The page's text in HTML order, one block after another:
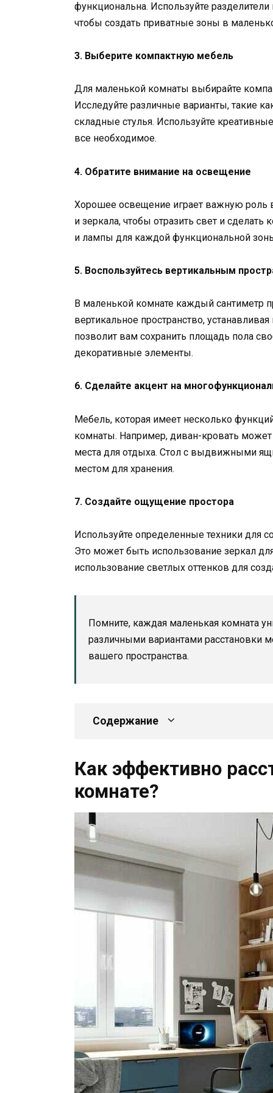
функциональна. Используйте
чтобы создать приватные зоны в
3. Выберите компактную мебель
Для маленькой комнаты выбирайте
Исследуйте различные варианты, такие
складные стулья. Используйте
все необходимое.
4. Обратите внимание на освещение
Хорошее освещение играет важную роль
и зеркала, чтобы отразить свет и
и лампы для каждой функциональной
5. Воспользуйтесь вертикальным
В маленькой комнате каждый сантиметр
вертикальное пространство,
позволит вам сохранить площадь пола
декоративные элементы.
6. Сделайте акцент на
Мебель, которая имеет несколько
комнаты. Например, диван-кровать может
места для отдыха. Стол с выдвижными
местом для хранения.
7. Создайте ощущение простора
Используйте определенные техники для
Это может быть использование зеркал
использование светлых оттенков для
Помните, каждая маленькая комната
различными вариантами расстановки
вашего пространства.
Содержание
Как эффективно
комнате?